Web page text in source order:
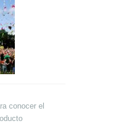
conocer el